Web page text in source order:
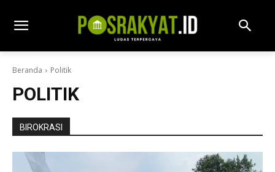
Beranda Politik
POLITIK
BIROKRASI